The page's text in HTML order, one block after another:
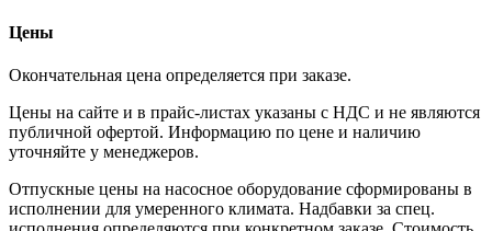
Цены
Окончательная цена определяется при заказе.
Цены на сайте и в прайс-листах указаны с НДС и не являются
публичной офертой. Информацию по цене и наличию
уточняйте у менеджеров.
Отпускные цены на насосное оборудование сформированы в
исполнении для умеренного климата. Надбавки за спец.